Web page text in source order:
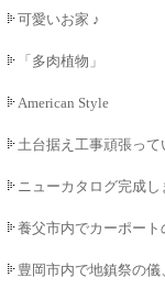
可愛いお家 ♪
「多肉植物」
American Style
土台据え工事頑張って
ニューカタログ完成し
養父市内でカーポート
豊岡市内で地鎮祭の